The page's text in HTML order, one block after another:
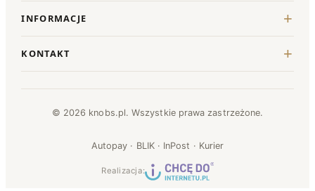
INFORMACJE
KONTAKT
© 2026 knobs.pl. Wszystkie prawa zastrzeżone.
Autopay · BLIK · InPost · Kurier
Realizacja: